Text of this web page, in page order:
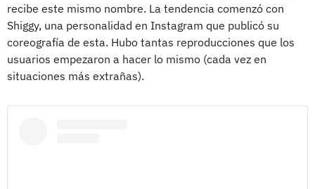
recibe este mismo nombre. La tendencia comenzó con
Shiggy, una personalidad en Instagram que publicó su
coreografía de esta. Hubo tantas reproducciones que los
usuarios empezaron a hacer lo mismo (cada vez en
situaciones más extrañas).